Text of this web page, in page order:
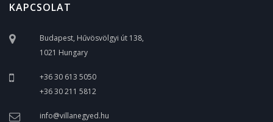
KAPCSOLAT
Budapest, Hűvösvölgyi út 138,
1021 Hungary
+36 30 613 5050
+36 30 211 5812
info@villanegyed.hu